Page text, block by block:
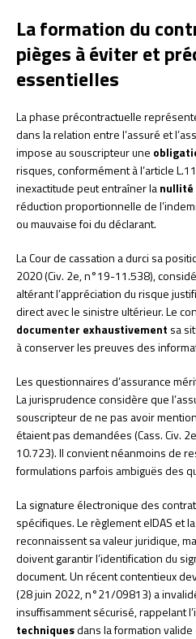
La formation du
pièges à éviter et
essentielles
La phase précontractuelle
dans la relation entre l’assuré et
impose au souscripteur une
risques, conformément à l’article
inexactitude peut entraîner lanullité
réduction proportionnelle de
ou mauvaise foi du déclarant.
La Cour de cassation a durci sa
2020 (Civ. 2e, n°19-11.538),
altérant l’appréciation du risque
direct avec le sinistre ultérieur. Le
documenter exhaustivement sa
à conserver les preuves des
Les questionnaires d’assurance
La jurisprudence considère que
souscripteur de ne pas avoir
étaient pas demandées (Cass. Civ.
10.723). Il convient néanmoins de
formulations parfois ambiguës des
La signature électronique des
spécifiques. Le règlement eIDAS et
reconnaissent sa valeur juridique,
doivent garantir l’identification du
document. Un récent contentieux
(28 juin 2022, n°21/09813) a
insuffisamment sécurisé, rappelant
techniquesdans la formation